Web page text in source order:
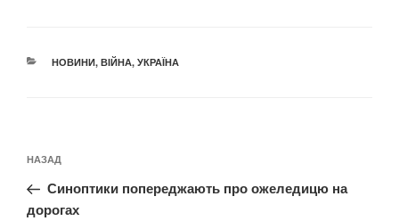
КАТЕГОРІЇ
НОВИНИ, ВІЙНА, УКРАЇНА
записів
Попередній
запис:
НАЗАД
Синоптики попереджають про ожеледицю на
дорогах